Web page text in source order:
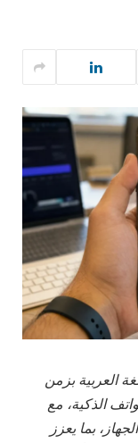
العربية بزمن
الهواتف الذكية، مع
بما يعزز